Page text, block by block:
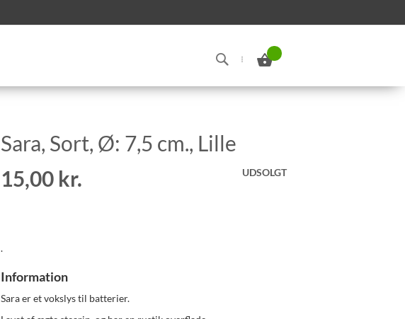
Min indkøbskurv
Search
Sara, Sort, Ø: 7,5 cm., Lille
15,00 kr.
UDSOLGT
.
Information
Sara er et vokslys til batterier.